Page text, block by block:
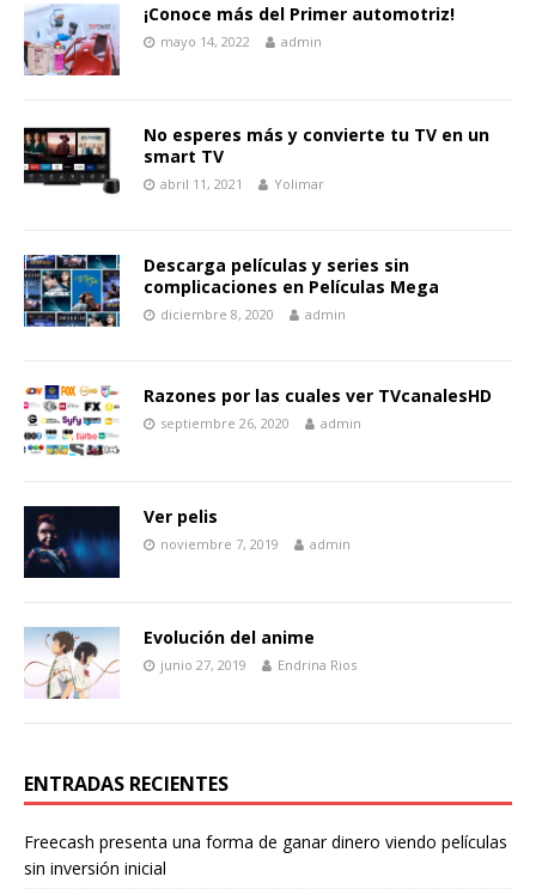
¡Conoce más del Primer automotriz!
mayo 14, 2022 admin
No esperes más y convierte tu TV en un
smart TV
abril 11, 2021 Yolimar
Descarga películas y series sin
complicaciones en Películas Mega
diciembre 8, 2020 admin
Razones por las cuales ver TVcanalesHD
septiembre 26, 2020 admin
Ver pelis
noviembre 7, 2019 admin
Evolución del anime
junio 27, 2019 Endrina Rios
ENTRADAS RECIENTES
Freecash presenta una forma de ganar dinero viendo películas
sin inversión inicial